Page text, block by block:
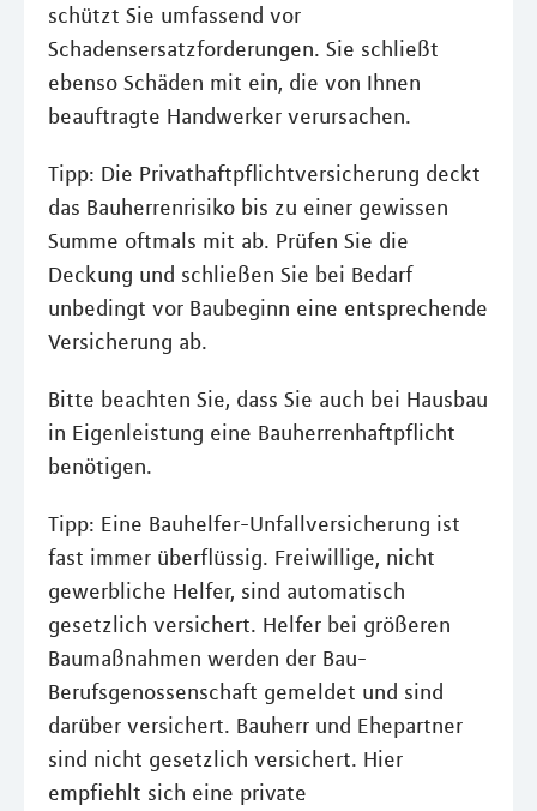
schützt Sie umfassend vor
Schadensersatzforderungen. Sie schließt
ebenso Schäden mit ein, die von Ihnen
beauftragte Handwerker verursachen.
Tipp: Die Privathaftpflichtversicherung deckt
das Bauherrenrisiko bis zu einer gewissen
Summe oftmals mit ab. Prüfen Sie die
Deckung und schließen Sie bei Bedarf
unbedingt vor Baubeginn eine entsprechende
Versicherung ab.
Bitte beachten Sie, dass Sie auch bei Hausbau
in Eigenleistung eine Bauherrenhaftpflicht
benötigen.
Tipp: Eine Bauhelfer-Unfallversicherung ist
fast immer überflüssig. Freiwillige, nicht
gewerbliche Helfer, sind automatisch
gesetzlich versichert. Helfer bei größeren
Baumaßnahmen werden der Bau-
Berufsgenossenschaft gemeldet und sind
darüber versichert. Bauherr und Ehepartner
sind nicht gesetzlich versichert. Hier
empfiehlt sich eine private